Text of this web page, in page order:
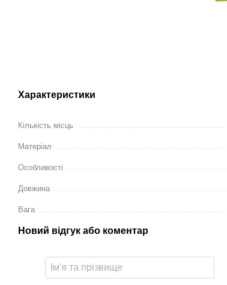
Характеристики
Кількість місць
Матеріал
Особливості
Довжина
Вага
Новий відгук або коментар